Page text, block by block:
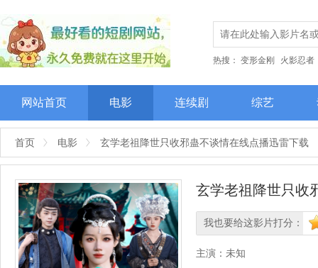
热搜： 变形金刚 火影忍者
网站首页 电影 连续剧 综艺
首页 电影 玄学老祖降世只收邪蛊不谈情在线点播迅雷下载
玄学老祖降世只收
我也要给这影片打分：
很差较差还行推荐
主演： 未知